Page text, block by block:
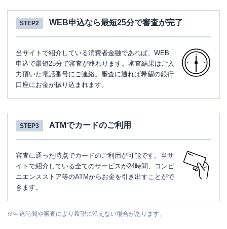
STEP2 WEB申込なら最短25分で審査が完了
当サイトで紹介している消費者金融であれば、WEB
申込で最短25分で審査が終わります。審査結果はご入
力頂いた電話番号にご連絡。審査に通れば希望の銀行
口座にお金が振り込まれます。
STEP3 ATMでカードのご利用
審査に通った時点でカードのご利用が可能です。当サ
イトで紹介している全てのサービスが24時間、コンビ
ニエンスストア等のATMからお金を引き出すことがで
きます。
※申込時間や審査により希望に沿えない場合があります。